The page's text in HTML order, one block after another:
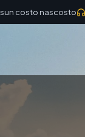
costo nascosto